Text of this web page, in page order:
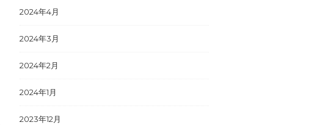
2024年4月
2024年3月
2024年2月
2024年1月
2023年12月